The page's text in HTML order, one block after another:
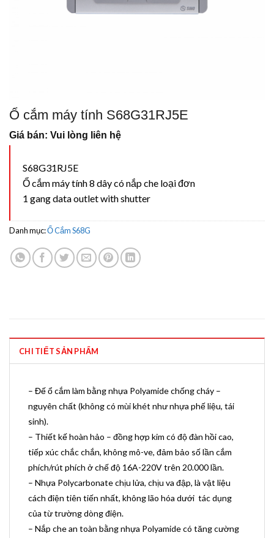
Ổ cắm máy tính S68G31RJ5E
Giá bán: Vui lòng liên hệ
S68G31RJ5E
Ổ cắm máy tính 8 dây có nắp che loại đơn
1 gang data outlet with shutter
Danh mục:Ổ Cắm S68G
CHI TIẾT SẢN PHẨM
– Đế ổ cắm làm bằng nhựa Polyamide chống cháy –
nguyên chất (không có mùi khét như nhựa phế liệu, tái
sinh).
– Thiết kế hoàn hảo – đồng hợp kim có độ đàn hồi cao,
tiếp xúc chắc chắn, không mô-ve, đảm bảo số lần cắm
phích/rút phích ở chế độ 16A-220V trên 20.000 lần.
– Nhựa Polycarbonate chịu lửa, chịu va đập, là vật liệu
cách điện tiên tiến nhất, không lão hóa dưới tác dụng
của từ trường dòng điện.
– Nắp che an toàn bằng nhựa Polyamide có tăng cường